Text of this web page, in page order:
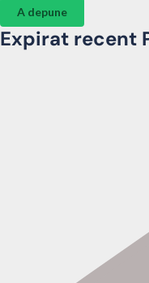
A depune
Expirat recent